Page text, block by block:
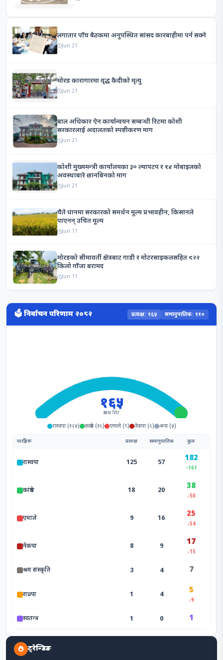
लगातार पाँच बैठकमा अनुपस्थित सांसद कारबाहीमा पर्न सक्ने
Jun 21
मोरङ कारागारमा वृद्ध कैदीको मृत्यु
Jun 21
बाल अधिकार ऐन कार्यान्वयन सम्बन्धी रिटमा कोशी
सरकारलाई अदालतको स्पष्टीकरण माग
Jun 21
कोशी मुख्यमन्त्री कार्यालयका ३० ल्यापटप र १४ मोबाइलको
अवस्थाबारे छानबिनको माग
Jun 21
चैते धानमा सरकारको समर्थन मूल्य प्रभावहीन, किसानले
पाएनन् उचित मूल्य
Jun 11
मोरङको सीमावर्ती क्षेत्रबाट गाडी र मोटरसाइकलसहित ९२२
किलो गाँजा बरामद
Jun 11
🗳️ निर्वाचन परिणाम २०८२ प्रत्यक्ष: १६५ समानुपातिक: ११०
१६५
प्रत्यक्ष सिट
रास्वपा (१२५) कांग्रेस (१८) एमाले (९) नेकपा (८) अन्य (५)
पार्टीहरू प्रत्यक्ष समानुपातिक कुल
रास्वपा 125 57 182
↑161
कांग्रेस 18 20 38
↓50
एमाले 9 16 25
↓54
नेकपा 8 9 17
↓15
श्रम संस्कृति 3 4 7
राप्रपा 1 4 5
↓9
स्वतन्त्र 1 0 1
ट्रेन्डिङ